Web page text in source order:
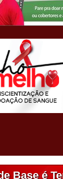
Base é